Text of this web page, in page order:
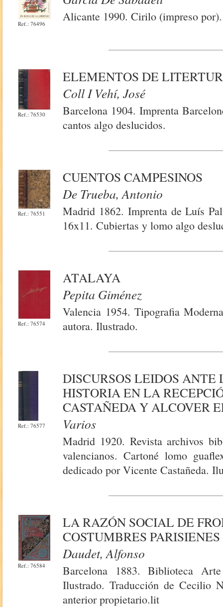
Ref.: 76496
Alicante 1990. Cirilo (impreso
Ref.: 76530
ELEMENTOS DE
Coll I Vehí, José
Barcelona 1904. Imprenta
cantos algo deslucidos.
Ref.: 76551
CUENTOS CAMPESINOS
De Trueba, Antonio
Madrid 1862. Imprenta de Luís
16x11. Cubiertas y lomo algo
Ref.: 76574
ATALAYA
Pepita Giménez
Valencia 1954. Tipografia
autora. Ilustrado.
Ref.: 76577
DISCURSOS LEIDOS
HISTORIA EN LA
CASTAÑEDA Y ALCOVER
Varios
Madrid 1920. Revista archivos
valencianos. Cartoné lomo
dedicado por Vicente Castañeda.
Ref.: 76584
LA RAZÓN SOCIAL DE
COSTUMBRES PARISIENES
Daudet, Alfonso
Barcelona 1883. Biblioteca
Ilustrado. Traducción de Cecilio
anterior propietario.lit